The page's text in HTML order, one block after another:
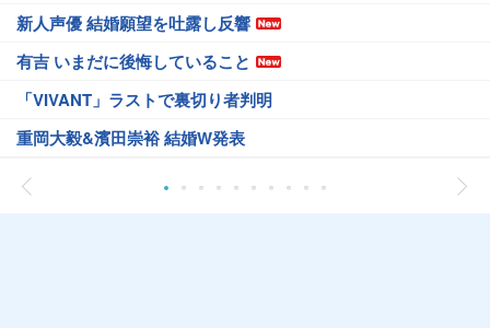
新人声優 結婚願望を吐露し反響
有吉 いまだに後悔していること
「VIVANT」ラストで裏切り者判明
重岡大毅&濱田崇裕 結婚W発表